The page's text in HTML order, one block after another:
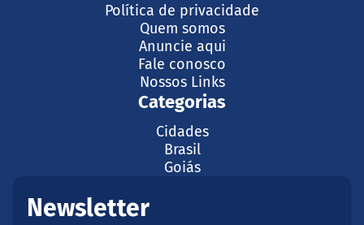
Política de privacidade
Quem somos
Anuncie aqui
Fale conosco
Nossos Links
Categorias
Cidades
Brasil
Goiás
Newsletter